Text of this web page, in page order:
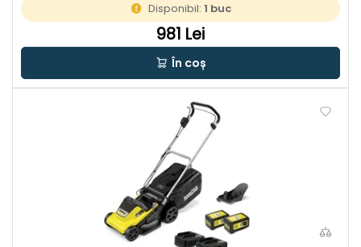
Disponibil:1 buc
981 Lei
În coș